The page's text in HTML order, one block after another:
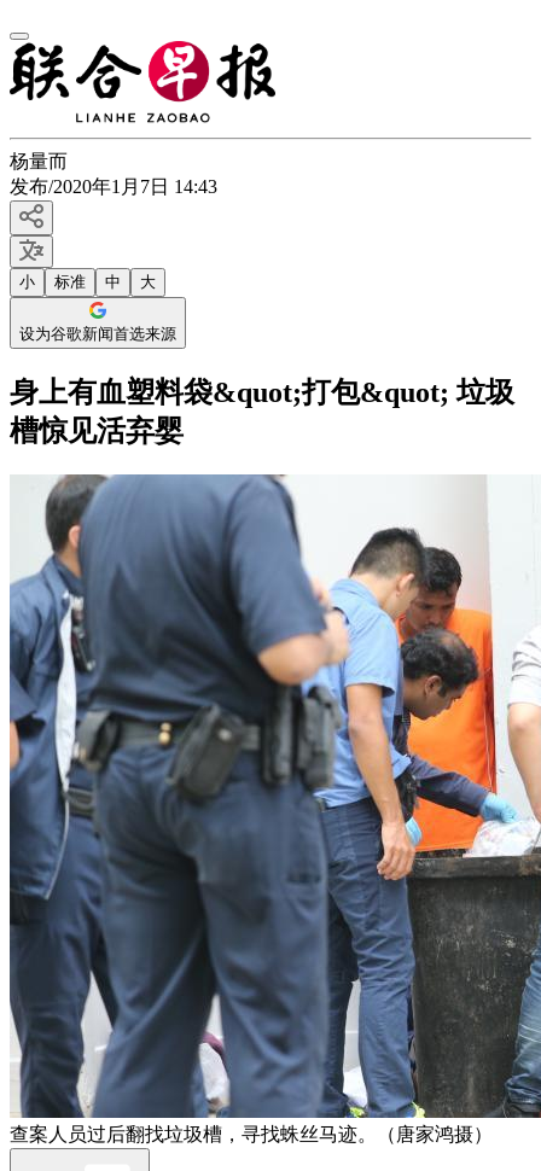
杨量而
发布/2020年1月7日 14:43
小 标准 中 大
设为谷歌新闻首选来源
身上有血塑料袋&quot;打包&quot; 垃圾
槽惊见活弃婴
查案人员过后翻找垃圾槽，寻找蛛丝马迹。（唐家鸿摄）